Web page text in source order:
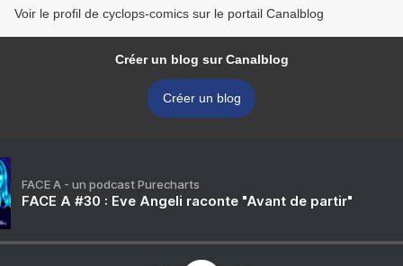
Voir le profil de cyclops-comics sur le portail Canalblog
Créer un blog sur Canalblog
Créer un blog
FACE A - un podcast Purecharts
FACE A #30 : Eve Angeli raconte "Avant de partir"